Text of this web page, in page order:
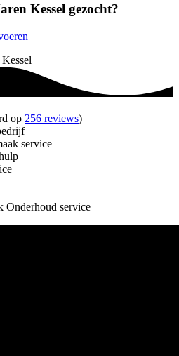
Kessel gezocht?
op 256 reviews)